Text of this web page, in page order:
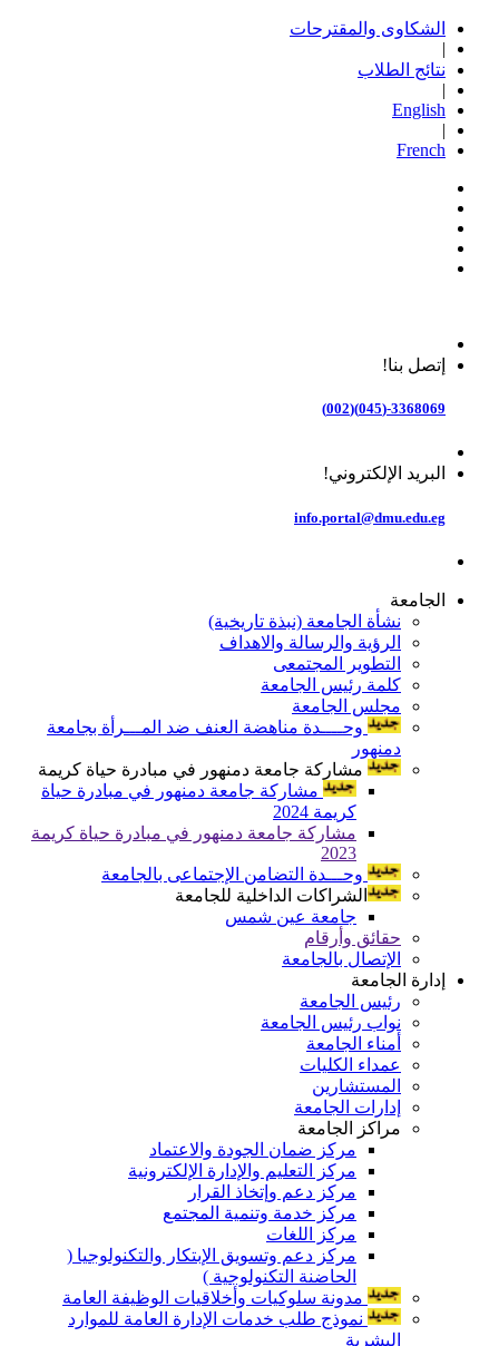
الشكاوى والمقترحات
|
نتائج الطلاب
|
English
|
French
إتصل بنا!
3368069-(045)(002)
البريد الإلكتروني!
info.portal@dmu.edu.eg
الجامعة
نشأة الجامعة (نبذة تاريخية)
الرؤية والرسالة والاهداف
التطوير المجتمعى
كلمة رئيس الجامعة
مجلس الجامعة
وحــــدة مناهضة العنف ضد المـــرأة بجامعة
دمنهور
مشاركة جامعة دمنهور في مبادرة حياة كريمة
مشاركة جامعة دمنهور في مبادرة حياة
كريمة 2024
مشاركة جامعة دمنهور في مبادرة حياة كريمة
2023
وحـــدة التضامن الإجتماعى بالجامعة
الشراكات الداخلية للجامعة
جامعة عين شمس
حقائق وأرقام
الإتصال بالجامعة
إدارة الجامعة
رئيس الجامعة
نواب رئيس الجامعة
أمناء الجامعة
عمداء الكليات
المستشارين
إدارات الجامعة
مراكز الجامعة
مركز ضمان الجودة والاعتماد
مركز التعليم والإدارة الإلكترونية
مركز دعم وإتخاذ القرار
مركز خدمة وتنمية المجتمع
مركز اللغات
مركز دعم وتسويق الإبتكار والتكنولوجيا (
الحاضنة التكنولوجية )
مدونة سلوكيات وأخلاقيات الوظيفة العامة
نموذج طلب خدمات الإدارة العامة للموارد
البشرية